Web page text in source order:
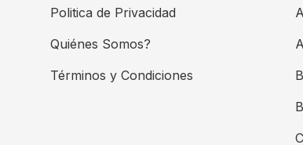
Politica de Privacidad
Quiénes Somos?
Términos y Condiciones